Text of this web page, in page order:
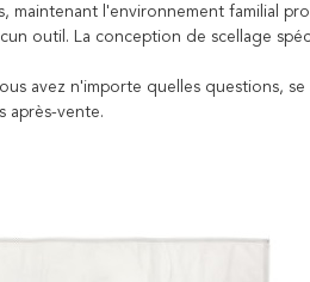
maintenant l'environnement familial
outil. La conception de scellage
avez n'importe quelles questions,
après-vente.